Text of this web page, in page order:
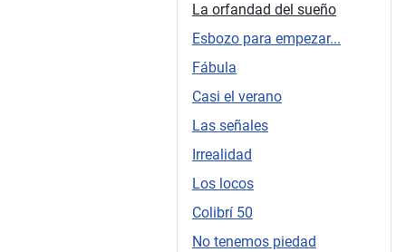
La orfandad del sueño
Esbozo para empezar...
Fábula
Casi el verano
Las señales
Irrealidad
Los locos
Colibrí 50
No tenemos piedad